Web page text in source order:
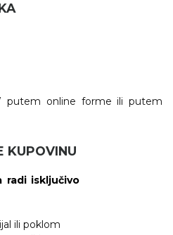
putem online forme ili putem
KUPOVINU
radi isključivo
ili poklom